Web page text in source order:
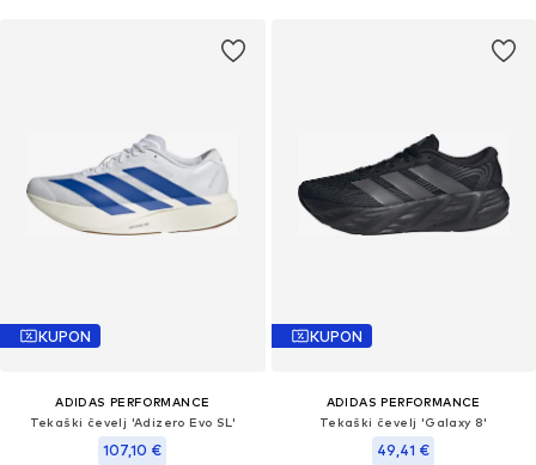
KUPON
ADIDAS PERFORMANCE
Tekaški čevelj 'Adizero Evo SL'
107,10 €
KUPON
ADIDAS PERFORMANCE
Tekaški čevelj 'Galaxy 8'
49,41 €